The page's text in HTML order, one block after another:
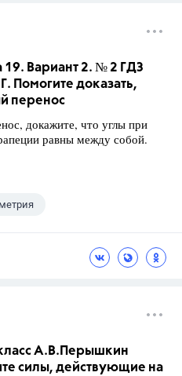
19. Вариант 2. № 2 ГДЗ
Помогите доказать,
перенос
докажите, что углы при
равны между собой.
А.В.Перышкин
силы, действующие на